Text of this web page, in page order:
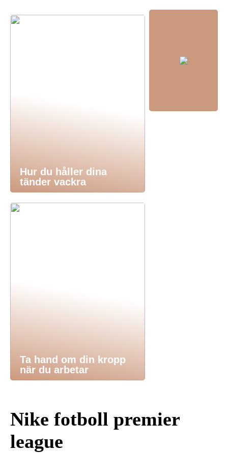
Hur du håller dina
tänder vackra
Ta hand om din kropp
när du arbetar
Nike fotboll premier
league